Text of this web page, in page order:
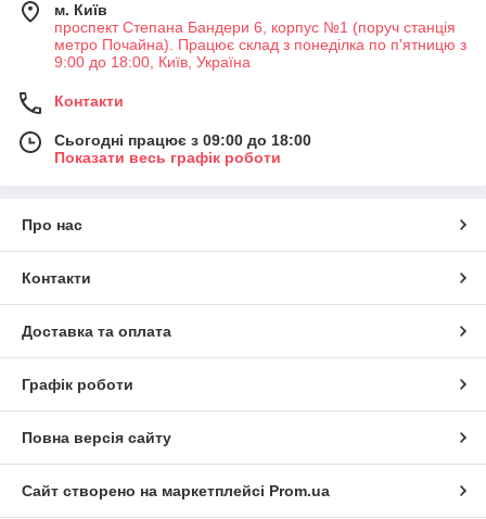
м. Київ
проспект Степана Бандери 6, корпус №1 (поруч станція
метро Почайна). Працює склад з понеділка по п'ятницю з
9:00 до 18:00, Київ, Україна
Контакти
Сьогодні працює з 09:00 до 18:00
Показати весь графік роботи
Про нас
Контакти
Доставка та оплата
Графік роботи
Повна версія сайту
Сайт створено на маркетплейсі Prom.ua